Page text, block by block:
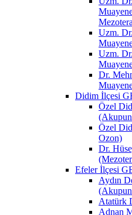
Uzm.
Uzm.
Dr.
Didim İlçesi
Özel
Özel
Ozon)
Dr.
Efeler İlçesi
Aydın
Atatürk
Adnan